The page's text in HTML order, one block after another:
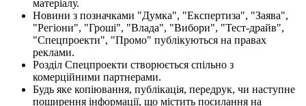
матеріалу.
Новини з позначками "Думка", "Експертиза", "Заява",
"Регіони", "Гроші", "Влада", "Вибори", "Тест-драйв",
"Спецпроекти", "Промо" публікуються на правах
реклами.
Розділ Спецпроекти створюється спільно з
комерційними партнерами.
Будь яке копіювання, публікація, передрук, чи наступне
поширення інформації, що містить посилання на